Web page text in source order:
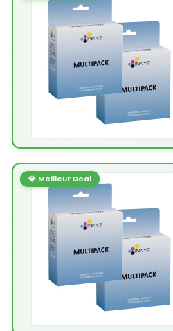
💎 Meilleur Deal